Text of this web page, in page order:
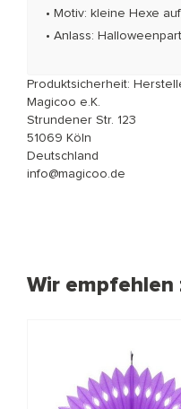
• Motiv: kleine Hexe
• Anlass:
Produktsicherheit:
Magicoo e.K.
Strundener Str. 123
51069 Köln
Deutschland
info@magicoo.de
Wir empfehlen